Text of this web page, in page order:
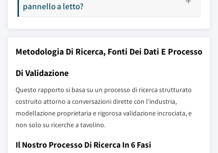
pannello a letto?
Metodologia Di Ricerca, Fonti Dei Dati E Processo
Di Validazione
Questo rapporto si basa su un processo di ricerca strutturato
costruito attorno a conversazioni dirette con l'industria,
modellazione proprietaria e rigorosa validazione incrociata, e
non solo su ricerche a tavolino.
Il Nostro Processo Di Ricerca In 6 Fasi